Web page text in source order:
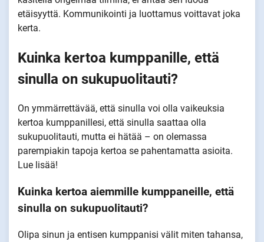
etäisyyttä. Kommunikointi ja luottamus voittavat joka
kerta.
Kuinka kertoa kumppanille, että
sinulla on sukupuolitauti?
On ymmärrettävää, että sinulla voi olla vaikeuksia
kertoa kumppanillesi, että sinulla saattaa olla
sukupuolitauti, mutta ei hätää – on olemassa
parempiakin tapoja kertoa se pahentamatta asioita.
Lue lisää!
Kuinka kertoa aiemmille kumppaneille, että
sinulla on sukupuolitauti?
Olipa sinun ja entisen kumppanisi välit miten tahansa,